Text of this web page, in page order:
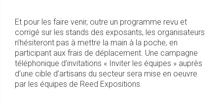
Et pour les faire venir, outre un programme revu et
corrigé sur les stands des exposants, les organisateurs
n’hésiteront pas à mettre la main à la poche, en
participant aux frais de déplacement. Une campagne
téléphonique d’invitations « Inviter les équipes » auprès
d’une cible d’artisans du secteur sera mise en oeuvre
par les équipes de Reed Expositions.